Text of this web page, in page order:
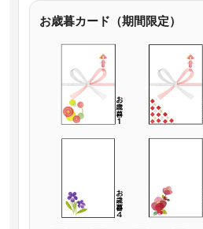
お歳暮カード（期間限定）